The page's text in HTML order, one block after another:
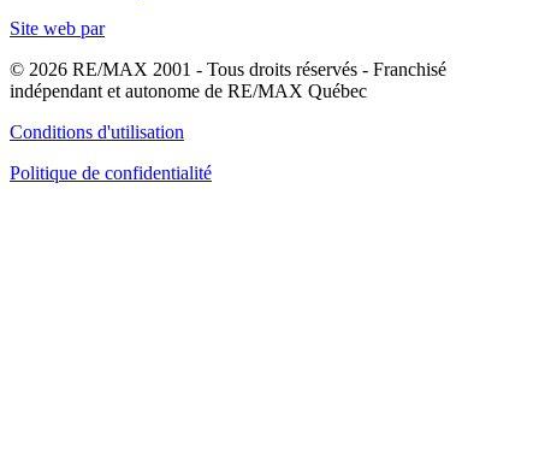
Site web par
© 2026 RE/MAX 2001 - Tous droits réservés - Franchisé
indépendant et autonome de RE/MAX Québec
Conditions d'utilisation
Politique de confidentialité